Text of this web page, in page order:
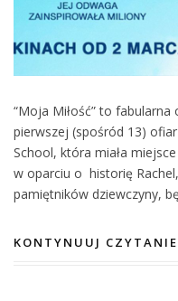
“Moja Miłość” to
pierwszej (spośród 13)
School, która miała
w oparciu o historię
pamiętników dziewczyny,
KONTYNUUJ CZYTANIE